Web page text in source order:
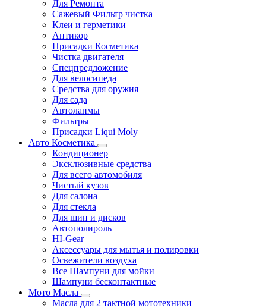
Для Ремонта
Сажевый Фильтр чистка
Клеи и герметики
Антикор
Присадки Косметика
Чистка двигателя
Спецпредложение
Для велосипеда
Средства для оружия
Для сада
Автолапмы
Фильтры
Присадки Liqui Moly
Авто Косметика
Кондиционер
Эксклюзивные средства
Для всего автомобиля
Чистый кузов
Для салона
Для стекла
Для шин и дисков
Автополироль
HI-Gear
Аксессуары для мытья и полировки
Освежители воздуха
Все Шампуни для мойки
Шампуни бесконтактные
Мото Масла
Масла для 2 тактной мототехники